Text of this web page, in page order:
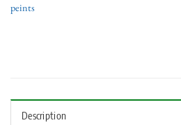
peints
Description